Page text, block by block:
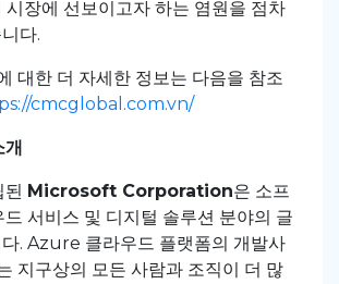
시장에 선보이고자 하는 염원을 점차
다.
대한 더 자세한 정보는 다음을 참조
cmcglobal.com.vn/
된 Microsoft Corporation은 소프
드 서비스 및 디지털 솔루션 분야의 글
. Azure 클라우드 플랫폼의 개발사
지구상의 모든 사람과 조직이 더 많